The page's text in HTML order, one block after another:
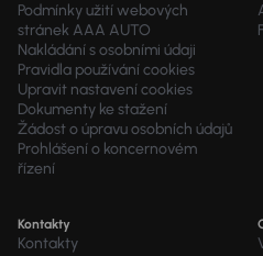
Podmínky užití webových
stránek AAA AUTO
Nakládání s osobními údaji
Pravidla používání cookies
Upravit nastavení cookies
Dokumenty ke stažení
Žádost o úpravu osobních údajů
Prohlášení o koncernovém
řízení
Kontakty
Kontakty